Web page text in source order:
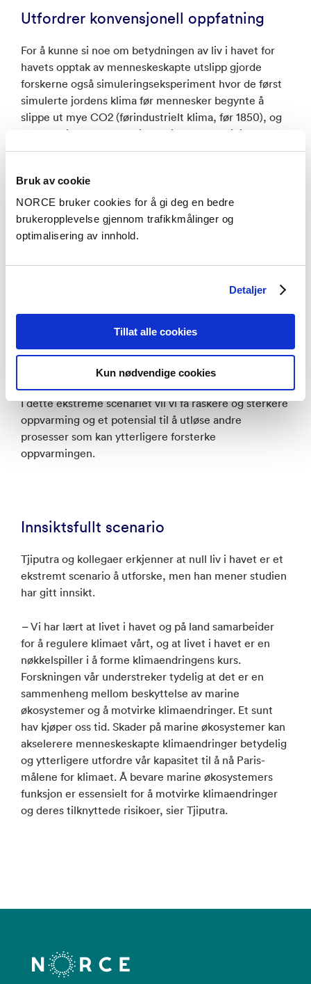
Bruk av cookie
NORCE bruker cookies for å gi deg en bedre
brukeropplevelse gjennom trafikkmålinger og
optimalisering av innhold.
Detaljer
Tillat alle cookies
Kun nødvendige cookies
Utfordrer konvensjonell oppfatning
For å kunne si noe om betydningen av liv i havet for
havets opptak av menneskeskapte utslipp gjorde
forskerne også simuleringseksperiment hvor de først
simulerte jordens klima før mennesker begynte å
slippe ut mye CO2 (førindustrielt klima, før 1850), og
sammenliknet med en simulering av fremtidige
utslipp. Dette ble gjort både med og uten liv i havet.
–I alle tilfeller vil mye mer CO2 bli værende i
atmosfæren hvis alt liv i havet ble fjernet. Dette
skyldes at uten levende organismer som forbruker
karbon ved havoverflaten, er karboninnholdet ved
evne til å absorbere mer CO2, forklarer Jerry Tjiputra.
kjemiske prosesser, snarere enn biologiske. Et hav
uten liv ville svekke dets evne til å absorbere
karbonutslipp, mener Damien Couespel.
I dette ekstreme scenariet vil vi få raskere og sterkere
oppvarming og et potensial til å utløse andre
prosesser som kan ytterligere forsterke
oppvarmingen.
Innsiktsfullt scenario
Tjiputra og kollegaer erkjenner at null liv i havet er et
ekstremt scenario å utforske, men han mener studien
har gitt innsikt.
–Vi har lært at livet i havet og på land samarbeider
for å regulere klimaet vårt, og at livet i havet er en
nøkkelspiller i å forme klimaendringens kurs.
Forskningen vår understreker tydelig at det er en
sammenheng mellom beskyttelse av marine
økosystemer og å motvirke klimaendringer. Et sunt
hav kjøper oss tid. Skader på marine økosystemer kan
akselerere menneskeskapte klimaendringer betydelig
og ytterligere utfordre vår kapasitet til å nå Paris-
målene for klimaet. Å bevare marine økosystemers
funksjon er essensielt for å motvirke klimaendringer
og deres tilknyttede risikoer, sier Tjiputra.